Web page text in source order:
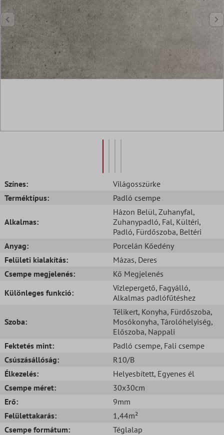
Színes:
Világosszürke
Terméktípus:
Padló csempe
Alkalmas:
Házon Belül, Zuhanyfal,
Zuhanypadló, Fal, Kültéri,
Padló, Fürdőszoba, Beltéri
Anyag:
Porcelán Kőedény
Felületi kialakítás:
Mázas, Deres
Csempe megjelenés:
Kő Megjelenés
Különleges funkció:
Vízlepergető, Fagyálló,
Alkalmas padlófűtéshez
Szoba:
Télikert, Konyha, Fürdőszoba,
Mosókonyha, Tárolóhelyiség,
Előszoba, Nappali
Fektetés mint:
Padló csempe, Fali csempe
Csúszásállóság:
R10/B
Élkezelés:
Helyesbített, Egyenes él
Csempe méret:
30x30cm
Erő:
9mm
Felülettakarás:
1,44m²
Csempe formátum:
Téglalap